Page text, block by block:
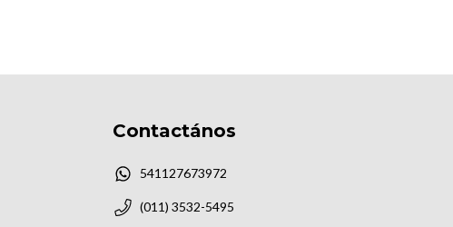
Contactános
541127673972
(011) 3532-5495